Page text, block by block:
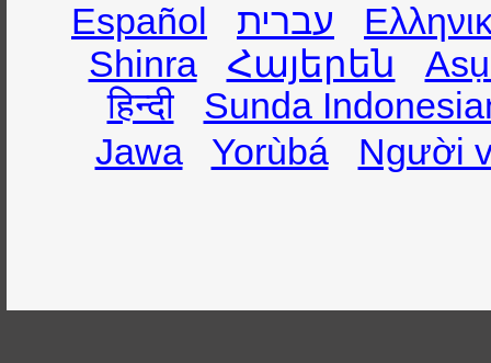
Español
עברית
Shinra
Հայերեն
हिन्दी
Sunda
Jawa
Yorùbá Người